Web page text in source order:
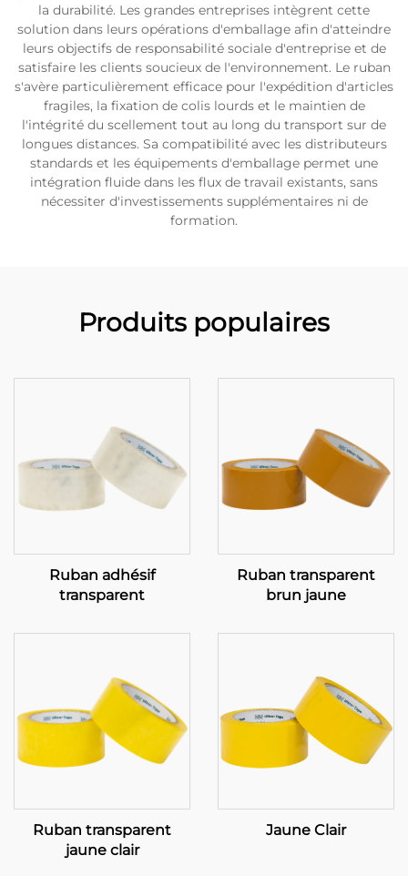
la durabilité. Les grandes entreprises intègrent cette
solution dans leurs opérations d'emballage afin d'atteindre
leurs objectifs de responsabilité sociale d'entreprise et de
satisfaire les clients soucieux de l'environnement. Le ruban
s'avère particulièrement efficace pour l'expédition d'articles
fragiles, la fixation de colis lourds et le maintien de
l'intégrité du scellement tout au long du transport sur de
longues distances. Sa compatibilité avec les distributeurs
standards et les équipements d'emballage permet une
intégration fluide dans les flux de travail existants, sans
nécessiter d'investissements supplémentaires ni de
formation.
Produits populaires
Ruban adhésif
transparent
Ruban transparent
brun jaune
Ruban transparent
jaune clair
Jaune Clair